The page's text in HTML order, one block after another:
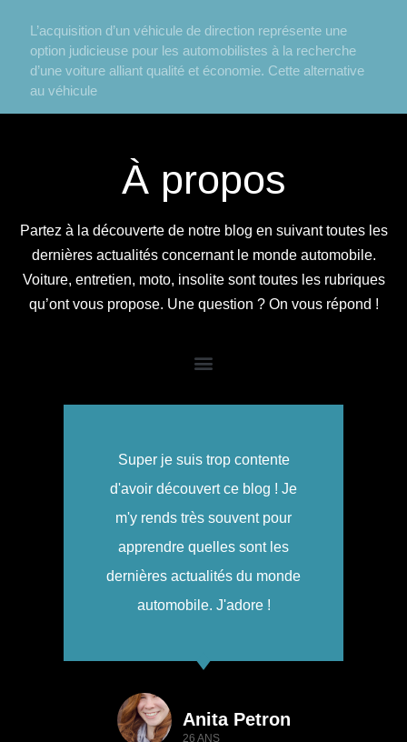
L’acquisition d’un véhicule de direction représente une
option judicieuse pour les automobilistes à la recherche
d’une voiture alliant qualité et économie. Cette alternative
au véhicule
À propos
Partez à la découverte de notre blog en suivant toutes les
dernières actualités concernant le monde automobile.
Voiture, entretien, moto, insolite sont toutes les rubriques
qu’ont vous propose. Une question ? On vous répond !
Super je suis trop contente
d'avoir découvert ce blog ! Je
m'y rends très souvent pour
apprendre quelles sont les
dernières actualités du monde
automobile. J'adore !
Anita Petron
26 ANS